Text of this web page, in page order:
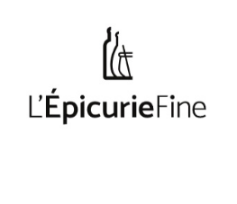
navigation